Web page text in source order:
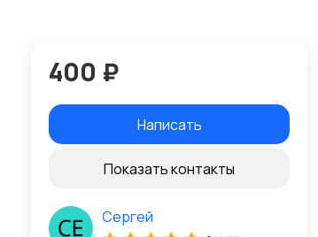
400 ₽
Написать
Показать контакты
Сергей